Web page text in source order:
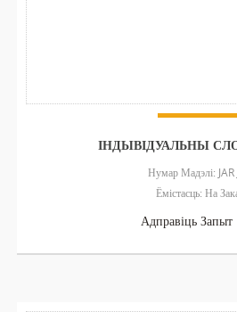
ІНДЫВІДУАЛЬНЫ
Нумар Мадэлі: JAR
Ёмістасць: На
Адправіць Запыт